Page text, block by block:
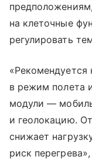
на клеточные
регулировать
«Рекомендуется
в режим полета
модули —
и геолокацию.
снижает
риск